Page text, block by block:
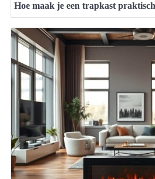
Hoe maak je een trapkast